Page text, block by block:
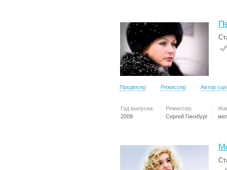
Продюсер Режиссер Автор
Год выпуска:
2009
Режиссер:
Сергей Гинзбург